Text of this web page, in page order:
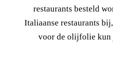
restaurants besteld
Italiaanse restaurants
voor de olijfolie